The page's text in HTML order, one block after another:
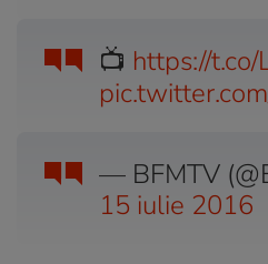
📺 https://
— BFMTV
15 iulie 2016